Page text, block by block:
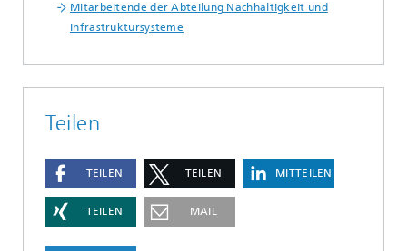
Mitarbeitende der Abteilung Nachhaltigkeit und
Infrastruktursysteme
Teilen
TEILEN TEILEN MITTEILEN
TEILEN MAIL